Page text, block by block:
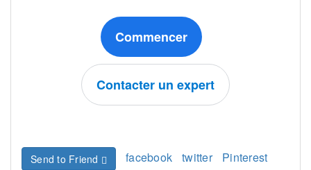
Commencer
Contacter un expert
Send to Friend facebook twitter
Pinterest